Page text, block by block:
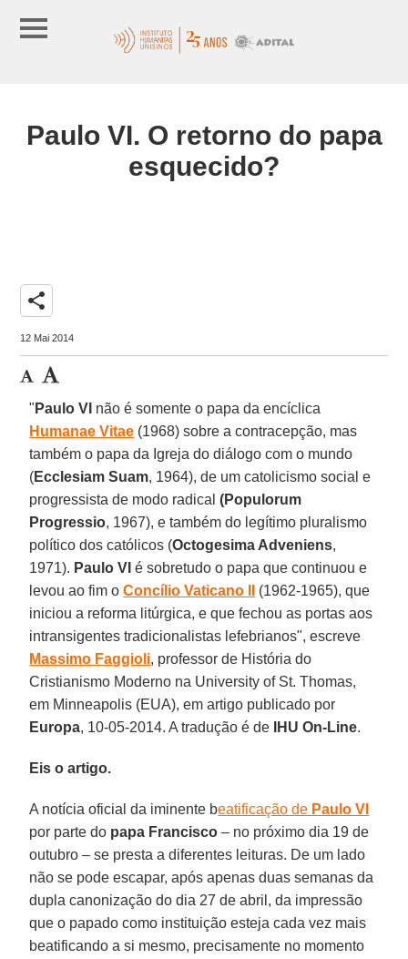
Paulo VI. O retorno do papa
esquecido?
share
12 Mai 2014
" Paulo VI não é somente o papa da encíclica
Humanae Vitae (1968) sobre a contracepção, mas
também o papa da Igreja do diálogo com o mundo
(Ecclesiam Suam, 1964), de um catolicismo social e
progressista de modo radical(Populorum
Progressio, 1967), e também do legítimo pluralismo
político dos católicos (Octogesima Adveniens,
1971). Paulo VI é sobretudo o papa que continuou e
levou ao fim oConcílio Vaticano II
(1962-1965), que
iniciou a reforma litúrgica, e que fechou as portas aos
intransigentes tradicionalistas lefebrianos", escreve
Massimo Faggioli, professor de História do
Cristianismo Moderno na University of St. Thomas,
em Minneapolis (EUA), em artigo publicado por
Europa, 10-05-2014. A tradução é de IHU On-Line.
Eis o artigo.
A notícia oficial da iminente beatificação de Paulo VI
por parte do papa Francisco – no próximo dia 19 de
outubro – se presta a diferentes leituras. De um lado
não se pode escapar, após apenas duas semanas da
dupla canonização do dia 27 de abril, da impressão
que o papado como instituição esteja cada vez mais
beatificando a si mesmo, precisamente no momento